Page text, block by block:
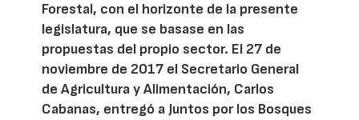
Forestal, con el horizonte de la presente
legislatura, que se basase en las
propuestas del propio sector. El 27 de
noviembre de 2017 el Secretario General
de Agricultura y Alimentación, Carlos
Cabanas, entregó a Juntos por los Bosques